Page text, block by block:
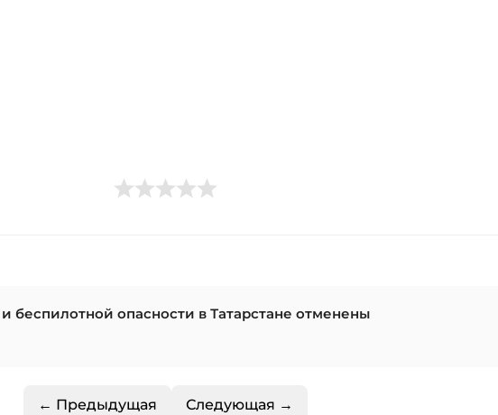
беспилотной опасности в Татарстане отменены
← Предыдущая Следующая →